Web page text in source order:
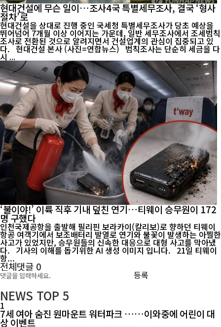
현대건설에 무슨 일이…조사4국 특별세무조사, 결국 ‘형사
절차’로
현대건설을 상대로 진행 중인 국세청 특별세무조사가 당초 예상을
뛰어넘어 7개월 이상 이어지는 가운데, 일반 세무조사에서 조세범칙
조사로 전환된 것으로 알려지면서 건설업계의 관심이 집중되고 있
다. 현대건설 본사 (사진=연합뉴스) 범칙조사는 단순히 세금을 다
시 ...
‘불이야!’ 이륙 직후 기내 덮친 연기…티웨이 승무원이 172
명 구했다
인천국제공항을 출발해 필리핀 보라카이(칼리보)로 향하던 티웨이
항공 여객기에서 보조배터리 발열로 연기와 불꽃이 발생하는 아찔한
사고가 있었지만, 승무원들의 신속한 대응으로 대형 사고를 막아냈
다. 기사의 이해를 돕기위한 AI 생성 이미지 입니다. 21일 티웨이
항...
전체댓글 0
등록
NEWS TOP 5
1
7세 여아 숨진 원마운트 워터파크 ……이와중에 어린이 대
상 이벤트